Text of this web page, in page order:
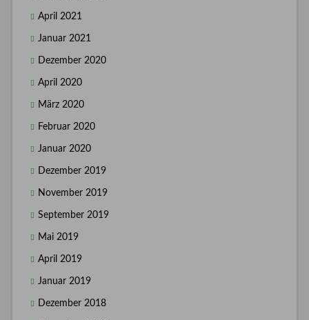
April 2021
Januar 2021
Dezember 2020
April 2020
März 2020
Februar 2020
Januar 2020
Dezember 2019
November 2019
September 2019
Mai 2019
April 2019
Januar 2019
Dezember 2018